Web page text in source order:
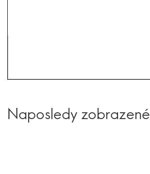
Naposledy zobrazené